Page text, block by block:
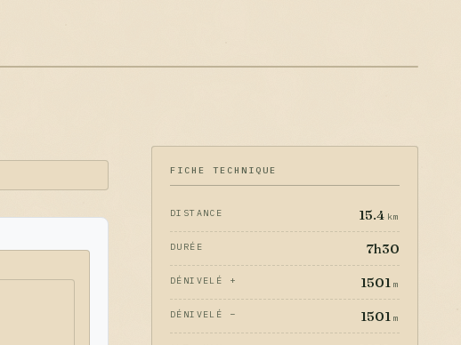
FICHE TECHNIQUE
DISTANCE 15.4 km
DURÉE 7h30
DÉNIVELÉ + 1501 m
DÉNIVELÉ − 1501 m